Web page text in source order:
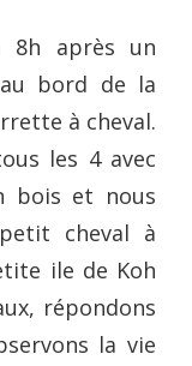
8h après un
bord de la
à cheval.
les 4 avec
bois et nous
cheval à
ile de Koh
répondons
la vie